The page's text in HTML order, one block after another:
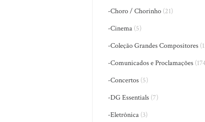
-Choro / Chorinho (21)
-Cinema (5)
-Coleção Grandes Compositores
-Comunicados e Proclamações
-Concertos (5)
-DG Essentials (7)
-Eletrônica (3)